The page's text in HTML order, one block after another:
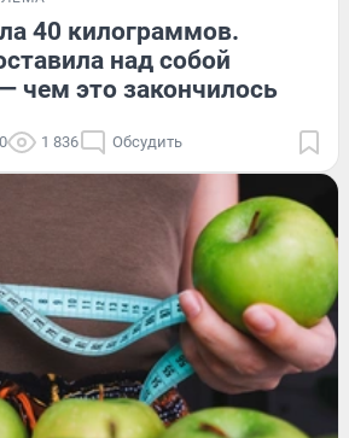
40 килограммов.
над собой
чем это закончилось
1 836 Обсудить